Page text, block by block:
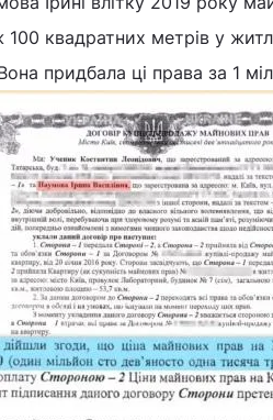
квадратних метрів у
придбала ці права за 1